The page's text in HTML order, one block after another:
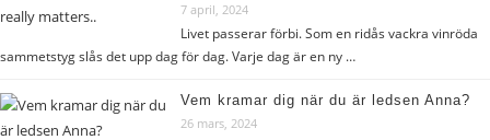
7 april, 2024
Livet passerar förbi. Som en ridås vackra vinröda
sammetstyg slås det upp dag för dag. Varje dag är en ny …
Vem kramar dig när du är ledsen Anna?
26 mars, 2024